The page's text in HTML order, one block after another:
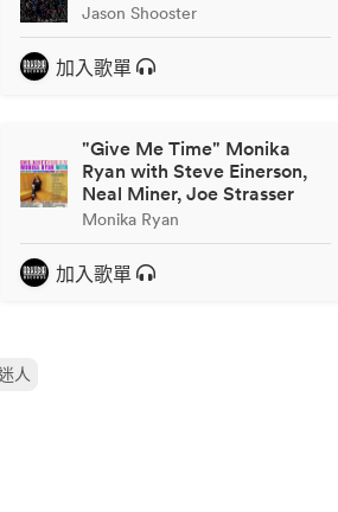
Jason Shooster
加入歌單
"Give Me Time" Monika
Ryan with Steve Einerson,
Neal Miner, Joe Strasser
Monika Ryan
加入歌單
人